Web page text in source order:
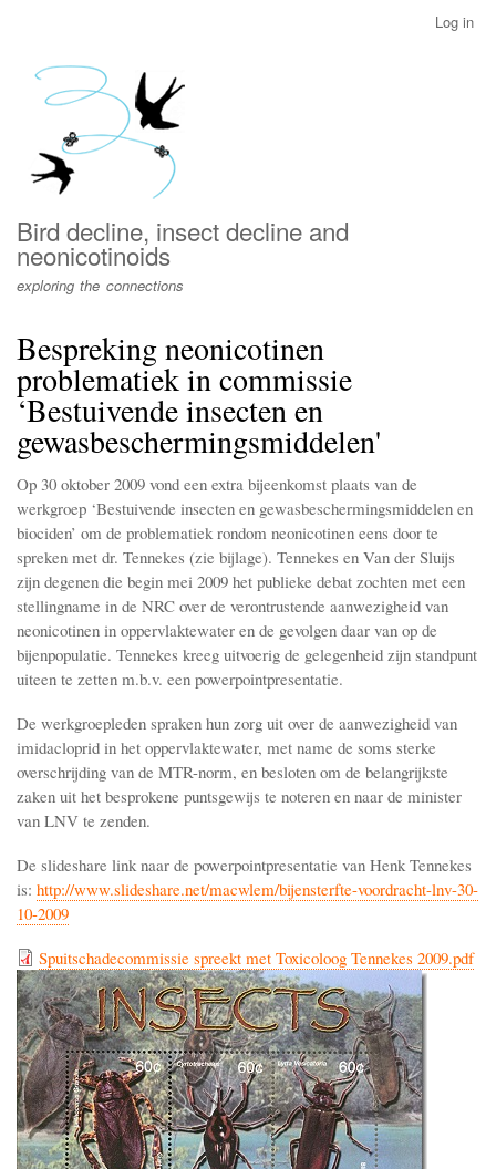
menu
Log in
Bird decline, insect decline and
neonicotinoids
exploring the connections
Bespreking neonicotinen
problematiek in commissie
‘Bestuivende insecten en
gewasbeschermingsmiddelen'
Op 30 oktober 2009 vond een extra bijeenkomst plaats van de
werkgroep ‘Bestuivende insecten en gewasbeschermingsmiddelen en
biociden’ om de problematiek rondom neonicotinen eens door te
spreken met dr. Tennekes (zie bijlage). Tennekes en Van der Sluijs
zijn degenen die begin mei 2009 het publieke debat zochten met een
stellingname in de NRC over de verontrustende aanwezigheid van
neonicotinen in oppervlaktewater en de gevolgen daar van op de
bijenpopulatie. Tennekes kreeg uitvoerig de gelegenheid zijn standpunt
uiteen te zetten m.b.v. een powerpointpresentatie.
De werkgroepleden spraken hun zorg uit over de aanwezigheid van
imidacloprid in het oppervlaktewater, met name de soms sterke
overschrijding van de MTR-norm, en besloten om de belangrijkste
zaken uit het besprokene puntsgewijs te noteren en naar de minister
van LNV te zenden.
De slideshare link naar de powerpointpresentatie van Henk Tennekes
is: http://www.slideshare.net/macwlem/bijensterfte-voordracht-lnv-30-
10-2009
Spuitschadecommissie spreekt met Toxicoloog Tennekes 2009.pdf